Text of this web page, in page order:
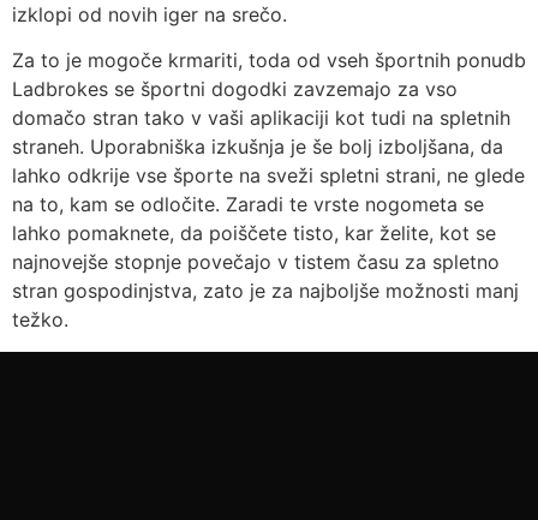
izklopi od novih iger na srečo.
Za to je mogoče krmariti, toda od vseh športnih ponudb
Ladbrokes se športni dogodki zavzemajo za vso
domačo stran tako v vaši aplikaciji kot tudi na spletnih
straneh. Uporabniška izkušnja je še bolj izboljšana, da
lahko odkrije vse športe na sveži spletni strani, ne glede
na to, kam se odločite. Zaradi te vrste nogometa se
lahko pomaknete, da poiščete tisto, kar želite, kot se
najnovejše stopnje povečajo v tistem času za spletno
stran gospodinjstva, zato je za najboljše možnosti manj
težko.